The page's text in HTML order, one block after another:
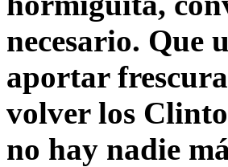
necesario. Que
aportar
volver los
no hay nadie